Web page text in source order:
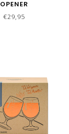
OPENER
€29,95